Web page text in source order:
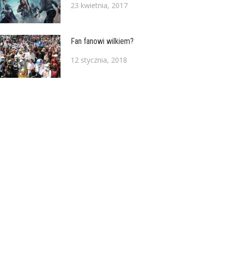
23 kwietnia, 2017
Fan fanowi wilkiem?
12 stycznia, 2018